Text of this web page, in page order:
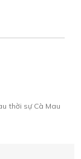
thời sự Cà Mau